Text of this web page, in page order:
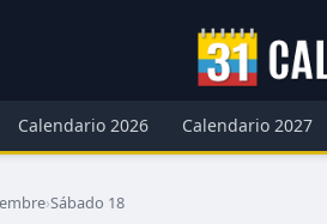
Calendario 2026 Calendario 2027
›Sábado 18